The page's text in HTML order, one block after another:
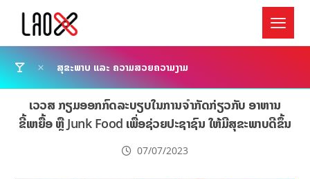
ສຸຂະພາບ ແລະ ຄວາມສວຍຄວາມງາມ
ເວວສ ກຽມອອກກົດລະບຽບໃນການຈຳກັດກ່ຽວກັບ ອາຫານ
ຂີ້ເຫຍື້ອ ຫຼື Junk Food ເພື່ອຊ່ວຍປະຊາຊົນ ໃຫ້ມີສຸຂະພາບດີຂຶ້ນ
07/07/2023